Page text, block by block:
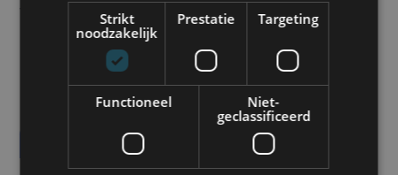
voor grote, open ruimtes.
Onderstaand meerdere uitvoeringen:
SP N4402 High Beam SP N4402 Low Beam
Strikt
noodzakelijk
Prestatie Targeting
Functioneel
Niet-
geclassificeerd